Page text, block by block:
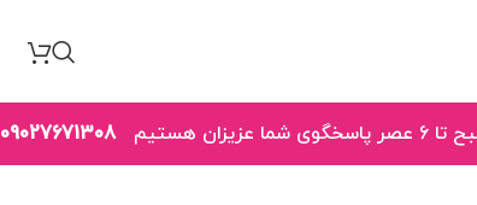
09027671308